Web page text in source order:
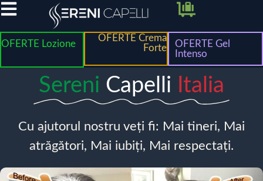
OFERTE Lozione
OFERTE Crema
Forte
OFERTE Gel
Intenso
Sereni Capelli Italia
Cu ajutorul nostru veți fi: Mai tineri, Mai
atrăgători, Mai iubiți, Mai respectați.